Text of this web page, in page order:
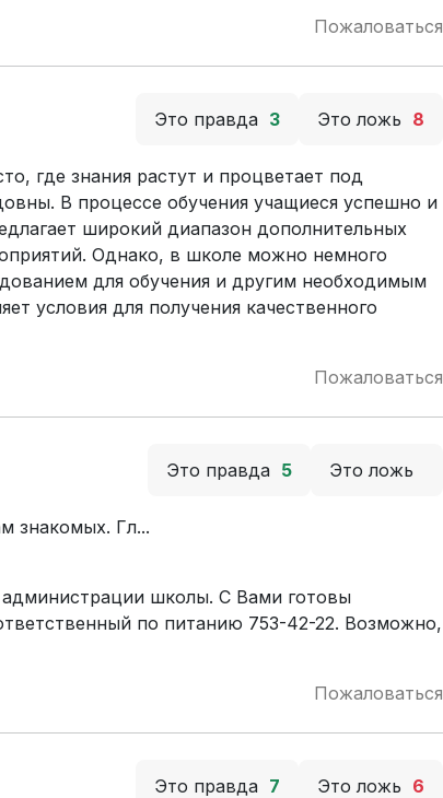
Пожаловаться
Это правда 3 Это ложь 8
где знания растут и процветает под
В процессе обучения учащиеся успешно и
широкий диапазон дополнительных
Однако, в школе можно немного
для обучения и другим необходимым
условия для получения качественного
Пожаловаться
Это правда 5 Это ложь
знакомых. Гл...
школы. С Вами готовы
по питанию 753-42-22. Возможно,
Пожаловаться
Это правда 7 Это ложь 6